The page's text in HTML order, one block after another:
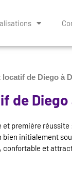
locatif de Diego à
de
première réussite
bien initialement
confortable et